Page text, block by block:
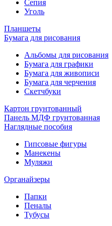
Сепия
Уголь
Планшеты
Бумага для рисования
Альбомы для рисования
Бумага для графики
Бумага для живописи
Бумага для черчения
Скетчбуки
Картон грунтованный
Панель МДФ грунтованная
Наглядные пособия
Гипсовые фигуры
Манекены
Муляжи
Органайзеры
Папки
Пеналы
Тубусы